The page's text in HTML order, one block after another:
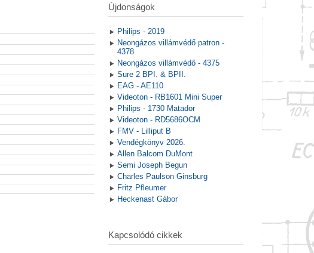
Újdonságok
Philips - 2019
Neongázos villámvédő patron -
4378
Neongázos villámvédő - 4375
Sure 2 BPI. & BPII.
EAG - AE110
Videoton - RB1601 Mini Super
Philips - 1730 Matador
Videoton - RD5686OCM
FMV - Lilliput B
Vendégkönyv 2026.
Allen Balcom DuMont
Semi Joseph Begun
Charles Paulson Ginsburg
Fritz Pfleumer
Heckenast Gábor
Kapcsolódó cikkek